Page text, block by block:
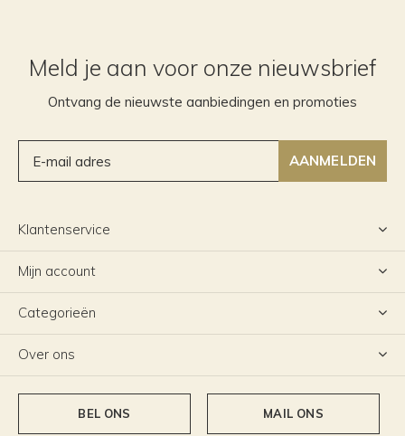
Meld je aan voor onze nieuwsbrief
Ontvang de nieuwste aanbiedingen en promoties
AANMELDEN
Klantenservice
Mijn account
Categorieën
Over ons
BEL ONS MAIL ONS